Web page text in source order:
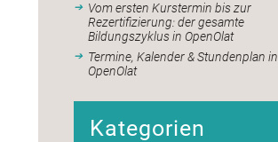
Vom ersten Kurstermin bis zur
Rezertifizierung: der gesamte
Bildungszyklus in OpenOlat
Termine, Kalender & Stundenplan in
OpenOlat
Kategorien